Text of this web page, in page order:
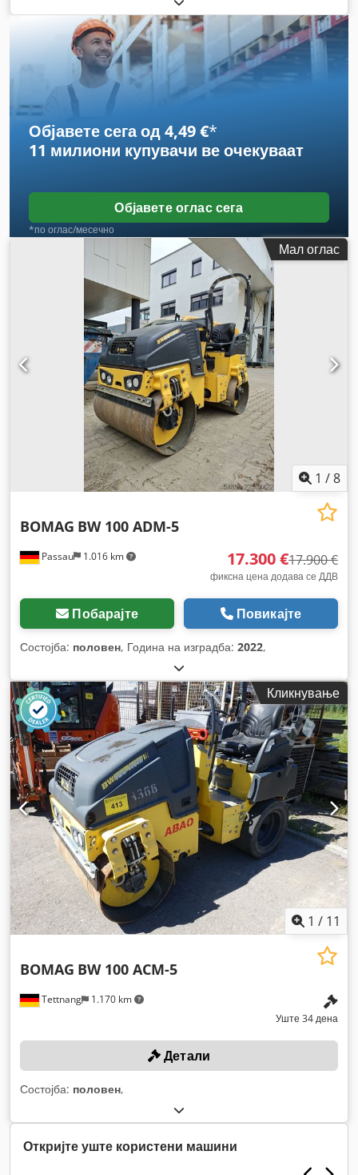
Објавете сега од 4,49 €*
11 милиони купувачи ве очекуваат
Објавете оглас сега
*по оглас/месечно
Мал оглас
1 /8
Passau 1.016 km
BOMAG BW 100 ADM-5
17.300 €17.900 €
фиксна цена додава се ДДВ
Побарајте Повикајте
Состојба: половен, Година на изградба: 2022,
Кликнување
1 / 11
Tettnang 1.170 km
BOMAG BW 100 ACM-5
Уште 34 дена
Детали
Состојба: половен,
Откријте уште користени машини